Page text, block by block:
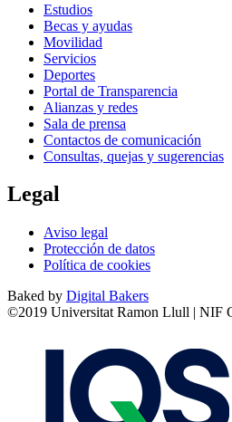
Estudios
Becas y ayudas
Movilidad
Servicios
Deportes
Portal de Transparencia
Alianzas y redes
Sala de prensa
Contactos de comunicación
Consultas, quejas y sugerencias
Legal
Aviso legal
Protección de datos
Política de cookies
Baked by Digital Bakers
©2019 Universitat Ramon Llull | NIF